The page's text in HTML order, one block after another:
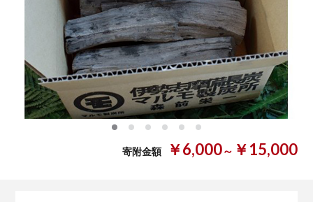
寄附金額 ￥6,000～ ￥15,000